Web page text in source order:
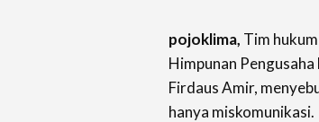
pojoklima, Tim
Himpunan
Firdaus Amir,
hanya miskomunikasi.